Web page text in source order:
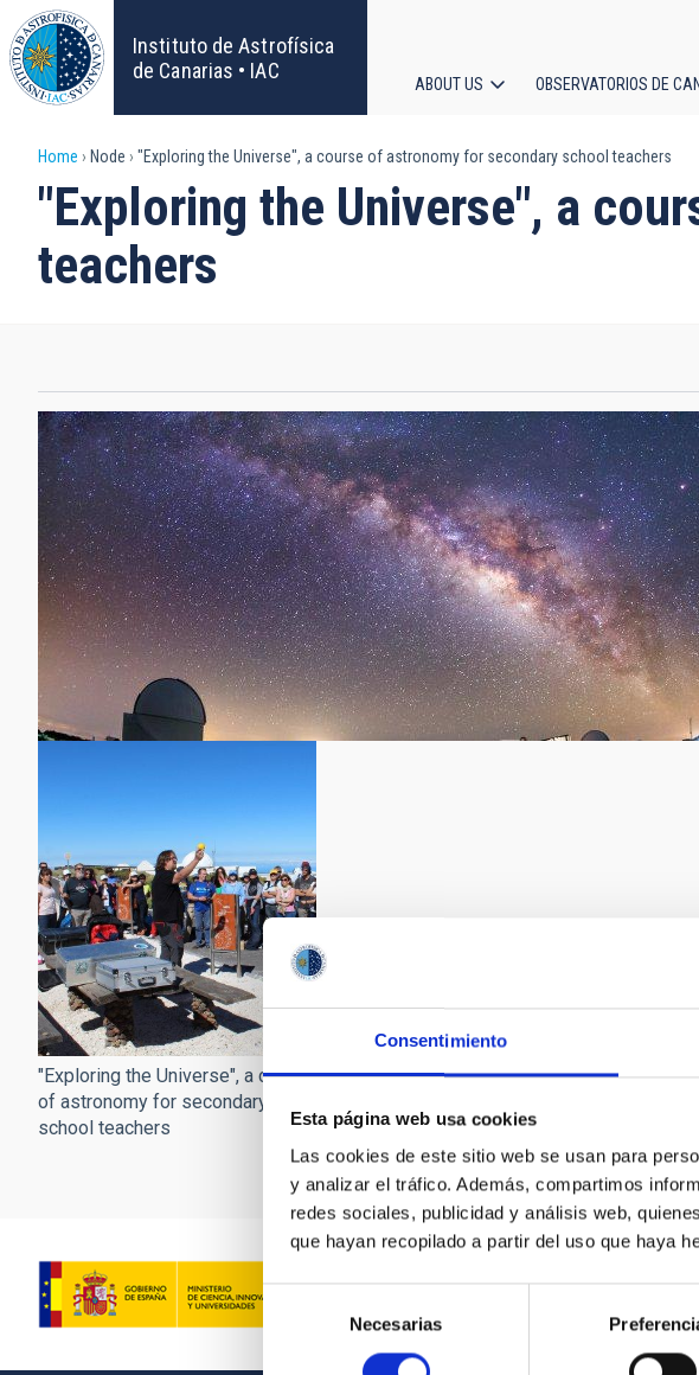
Consentimiento
Esta página web usa cookies
Las cookies de este sitio web se usan para
y analizar el tráfico. Además, compartimos
redes sociales, publicidad y análisis web,
que hayan recopilado a partir del uso que haya
Selección
de
consentimiento
Necesarias
Skip
to
main
content
Instituto de Astrofísica
de Canarias • IAC
navigation
ABOUT US OBSERVATORIOS DE
Breadcrumb
Home Node "Exploring the Universe", a course of astronomy for secondary school teachers
"Exploring the Universe", a
teachers
"Exploring the Universe", a course
of astronomy for secondary
school teachers